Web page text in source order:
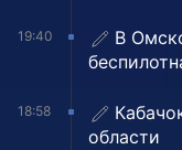
19:40
В
18:58
области